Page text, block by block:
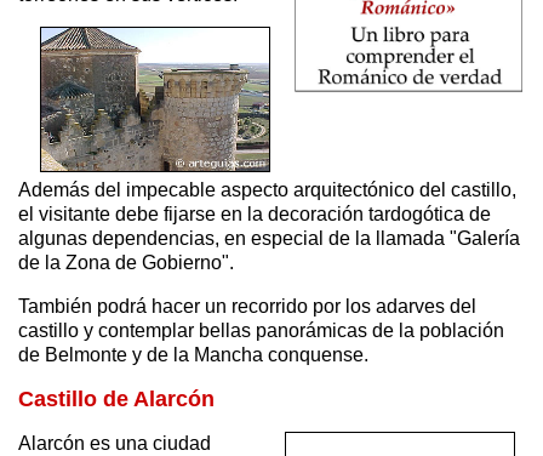
Además del impecable aspecto arquitectónico del castillo,
el visitante debe fijarse en la decoración tardogótica de
algunas dependencias, en especial de la llamada "Galería
de la Zona de Gobierno".
También podrá hacer un recorrido por los adarves del
castillo y contemplar bellas panorámicas de la población
de Belmonte y de la Mancha conquense.
Castillo de Alarcón
Alarcón es una ciudad